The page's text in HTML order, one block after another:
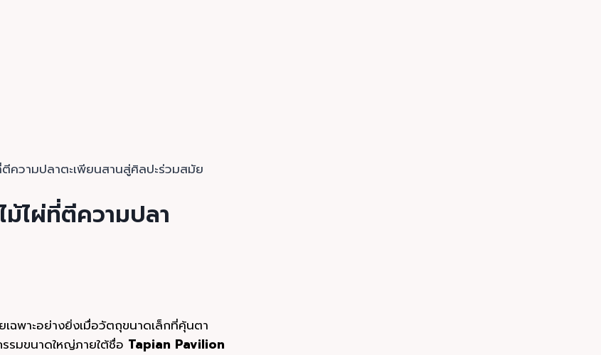
ความปลาตะเพียนสานสู่ศิลปะร่วมสมัย
ไผ่ที่ตีความปลา
เฉพาะอย่างยิ่งเมื่อวัตถุขนาดเล็กที่คุ้นตา
รมขนาดใหญ่ภายใต้ชื่อ Tapian Pavilion